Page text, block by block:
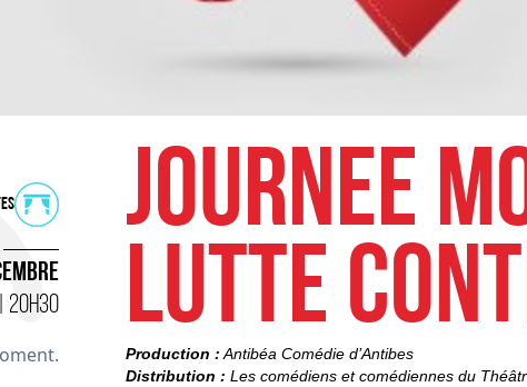
20H30
JOURNEE
LUTTE
Production : Antibéa Comédie d’Antibes
Distribution : Les comédiens et comédiennes du